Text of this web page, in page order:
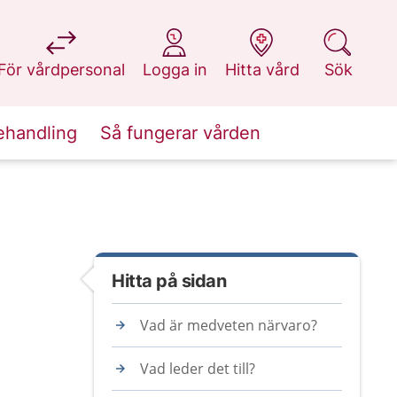
vårdpersonal
på 1177.se
Logga in
på 1177.se
Hitta vård
på 1177.se
Sök
på 1177.se
Så fungerar vården
Hitta på sidan
Vad är medveten närvaro?
Vad leder det till?